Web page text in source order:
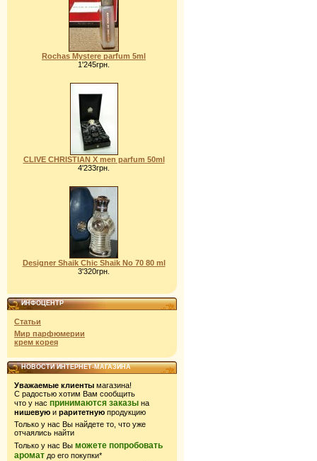
Rochas Mystere parfum 5ml
1'245грн.
CLIVE CHRISTIAN X men parfum 50ml
4'233грн.
Designer Shaik Chic Shaik No 70 80 ml
3'320грн.
ИНФОЦЕНТР
Статьи
Мир парфюмерии
крем корея
НОВОСТИ ИНТЕРНЕТ-МАГАЗИНА
Уважаемые клиенты магазина!
С радостью хотим Вам сообщить
что у нас принимаются заказы на
нишевую и раритетную продукцию
Только у нас Вы найдете то, что уже
отчаялись найти
Только у нас Вы можете попробовать
аромат до его покупки*